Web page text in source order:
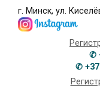
г. Минск, ул.
✆
✆